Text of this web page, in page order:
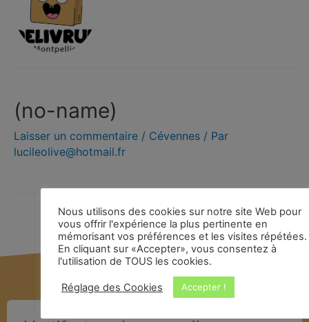
(no-name)
Laisser un commentaire / Cévennes / Par
lucileolive@hotmail.fr
Nous utilisons des cookies sur notre site Web pour
vous offrir l'expérience la plus pertinente en
mémorisant vos préférences et les visites répétées.
En cliquant sur «Accepter», vous consentez à
l'utilisation de TOUS les cookies.
Réglage des Cookies Accepter !